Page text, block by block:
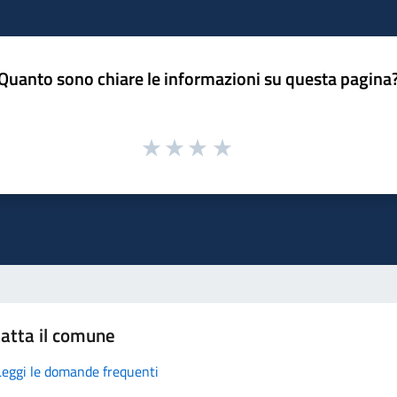
sono chiare le informazioni su questa
il comune
le domande frequenti